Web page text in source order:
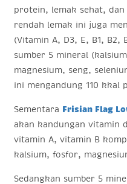
protein, lemak sehat,
rendah lemak ini juga
(Vitamin A, D3, E, B1, B2,
sumber 5 mineral
magnesium, seng,
ini mengandung 110 kkal
Sementara Frisian Flag
akan kandungan vitamin
vitamin A, vitamin B
kalsium, fosfor,
Sedangkan sumber 5